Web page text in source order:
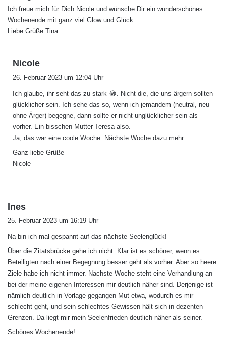
Ich freue mich für Dich Nicole und wünsche Dir ein wunderschönes
Wochenende mit ganz viel Glow und Glück.
Liebe Grüße Tina
Nicole
t
:
26. Februar 2023 um 12:04 Uhr
Ich glaube, ihr seht das zu stark 😂. Nicht die, die uns ärgern sollten
glücklicher sein. Ich sehe das so, wenn ich jemandem (neutral, neu
ohne Ärger) begegne, dann sollte er nicht unglücklicher sein als
vorher. Ein bisschen Mutter Teresa also.
Ja, das war eine coole Woche. Nächste Woche dazu mehr.
Ganz liebe Grüße
Nicole
Ines
a
t
:
25. Februar 2023 um 16:19 Uhr
Na bin ich mal gespannt auf das nächste Seelenglück!
Über die Zitatsbrücke gehe ich nicht. Klar ist es schöner, wenn es
Beteiligten nach einer Begegnung besser geht als vorher. Aber so heere
Ziele habe ich nicht immer. Nächste Woche steht eine Verhandlung an
bei der meine eigenen Interessen mir deutlich näher sind. Derjenige ist
nämlich deutlich in Vorlage gegangen Mut etwa, wodurch es mir
schlecht geht, und sein schlechtes Gewissen hält sich in dezenten
Grenzen. Da liegt mir mein Seelenfrieden deutlich näher als seiner.
Schönes Wochenende!